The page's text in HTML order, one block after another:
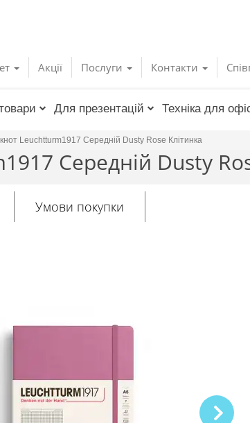
Акції Послуги Контакти
Для презентацій Техніка для
Leuchtturm1917 Середній Dusty Rose Клітинка
Середній Dusty
Умови покупки